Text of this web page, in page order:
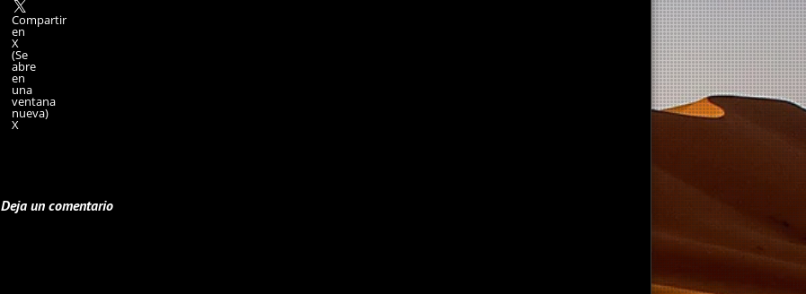
Compartir
en
X
(Se
abre
en
una
ventana
nueva)
X
Deja un comentario